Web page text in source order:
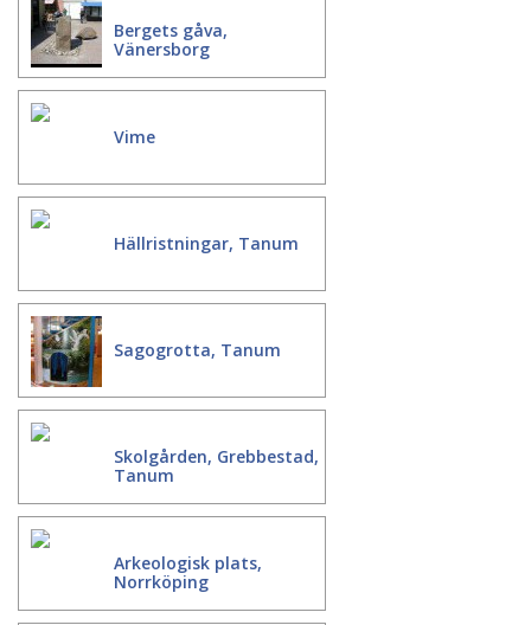
Bergets gåva,
Vänersborg
Vime
Hällristningar, Tanum
Sagogrotta, Tanum
Skolgården, Grebbestad,
Tanum
Arkeologisk plats,
Norrköping